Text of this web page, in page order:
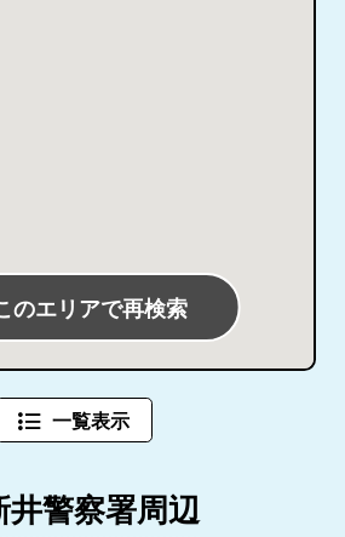
のエリアで再検索
一覧表示
井警察署周辺